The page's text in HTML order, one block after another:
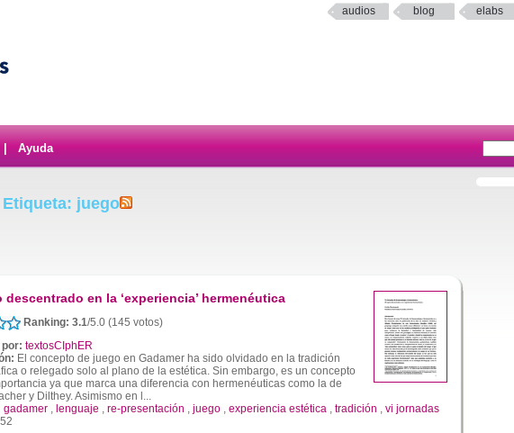
audios blog elabs
Ayuda
juego
descentrado en la ‘experiencia’ hermenéutica
Ranking: 3.1/5.0 (145 votos)
textosCIphER
El concepto de juego en Gadamer ha sido olvidado en la tradición
o relegado solo al plano de la estética. Sin embargo, es un concepto
ya que marca una diferencia con hermenéuticas como la de
y Dilthey. Asimismo en l...
gadamer , lenguaje , re-presentación , juego , experiencia estética , tradición , vi jornadas